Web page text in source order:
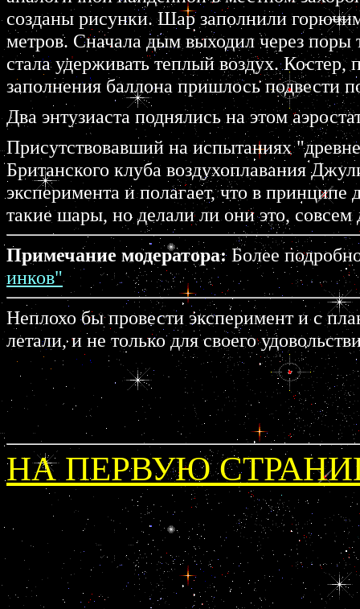
созданы рисунки. Шар заполнили
метров. Сначала дым выходил через поры
стала удерживать теплый воздух. Костер,
заполнения баллона пришлось подвести
Два энтузиаста поднялись на этом
Присутствовавший на испытаниях
Британского клуба воздухоплавания
эксперимента и полагает, что в
такие шары, но делали ли они это, совсем
Примечание модератора: Более
инков"
Неплохо бы провести эксперимент и с
летали, и не только для своего
НА ПЕРВУЮ